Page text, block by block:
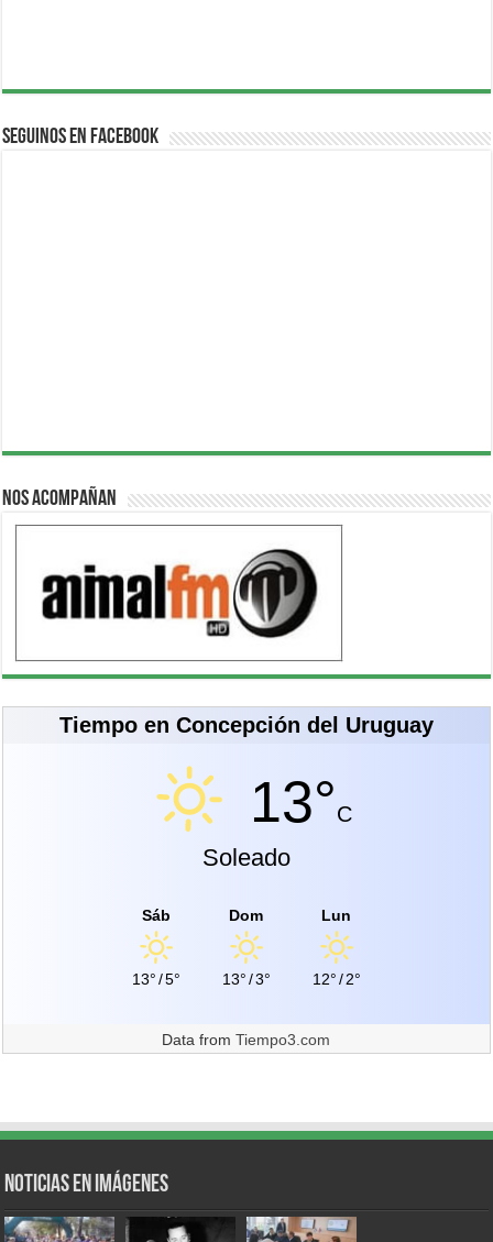
Seguinos en Facebook
Nos acompañan
Tiempo en Concepción del Uruguay
13°C
Soleado
Sáb
13°/5°
Dom
13°/3°
Lun
12°/2°
Data fromTiempo3.com
Noticias en Imágenes